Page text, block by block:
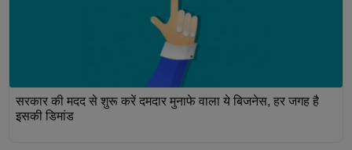
सरकार की मदद से शुरू करें दमदार मुनाफे वाला ये बिजनेस, हर जगह है
इसकी डिमांड